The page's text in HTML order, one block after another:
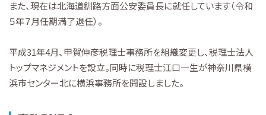
また、現在は北海道釧路方面公安委員長に就任しています（令和
５年７月任期満了退任）。
平成31年4月、甲賀伸彦税理士事務所を組織変更し、税理士法人
トップマネジメントを設立。同時に税理士江口一生が神奈川県横
浜市センター北に横浜事務所を開設しました。